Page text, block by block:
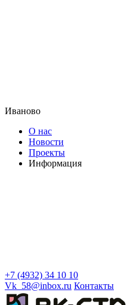
Иваново
О нас
Новости
Проекты
Информация
+7 (4932) 34 10 10
Vk_58@inbox.ru Контакты